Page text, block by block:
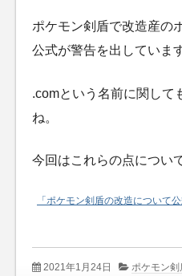
ポケモン剣盾で改造産の
公式が警告を出しています
.comという名前に関して
ね。
今回はこれらの点につい
「ポケモン剣盾の改造について
2021年1月24日 ポケモン